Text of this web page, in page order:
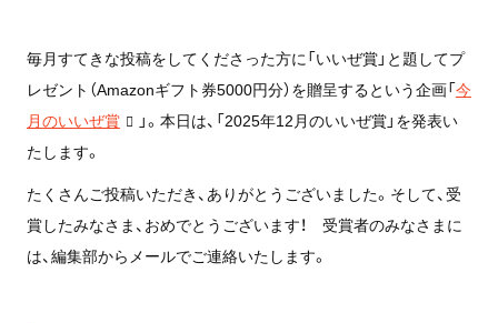
毎月すてきな投稿をしてくださった方に「いいぜ賞」と題してプ
レゼント（Amazonギフト券5000円分）を贈呈するという企画「今
月のいいぜ賞
」。本日は、「2025年12月のいいぜ賞」を発表い
たします。
たくさんご投稿いただき、ありがとうございました。そして、受
賞したみなさま、おめでとうございます！ 受賞者のみなさまに
は、編集部からメールでご連絡いたします。